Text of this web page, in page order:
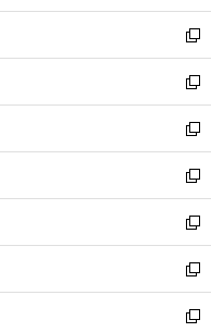
開
く
ウ
で
開
く
ン
ド
ウ
で
開
く
新
し
い
ウ
ィ
ン
ド
ウ
で
開
く
新
し
い
ウ
ィ
ン
ド
ウ
で
開
く
新
し
い
ウ
ィ
ン
ド
ウ
で
新
し
い
ウ
ィ
ン
ド
新
し
い
ウ
ィ
新
し
い
新